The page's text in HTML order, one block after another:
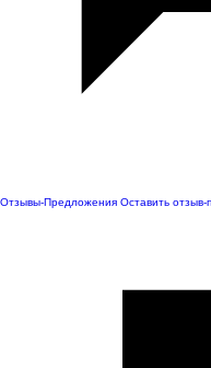
Отзывы-Предложения Оставить